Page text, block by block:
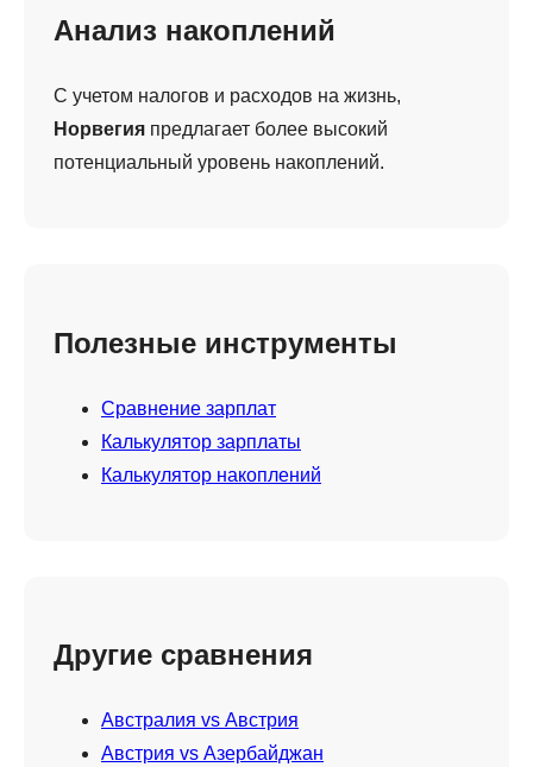
Анализ накоплений
С учетом налогов и расходов на жизнь,
Норвегия предлагает более высокий
потенциальный уровень накоплений.
Полезные инструменты
Сравнение зарплат
Калькулятор зарплаты
Калькулятор накоплений
Другие сравнения
Австралия vs Австрия
Австрия vs Азербайджан